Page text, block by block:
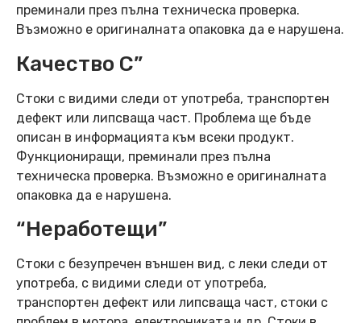
преминали през пълна техническа проверка.
Възможно е оригиналната опаковка да е нарушена.
Качество C”
Стоки с видими следи от употреба, транспортен
дефект или липсваща част. Проблема ще бъде
описан в информацията към всеки продукт.
Функциониращи, преминали през пълна
техническа проверка. Възможно е оригиналната
опаковка да е нарушена.
“Неработещи”
Стоки с безупречен външен вид, с леки следи от
употреба, с видими следи от употреба,
транспортен дефект или липсваща част, стоки с